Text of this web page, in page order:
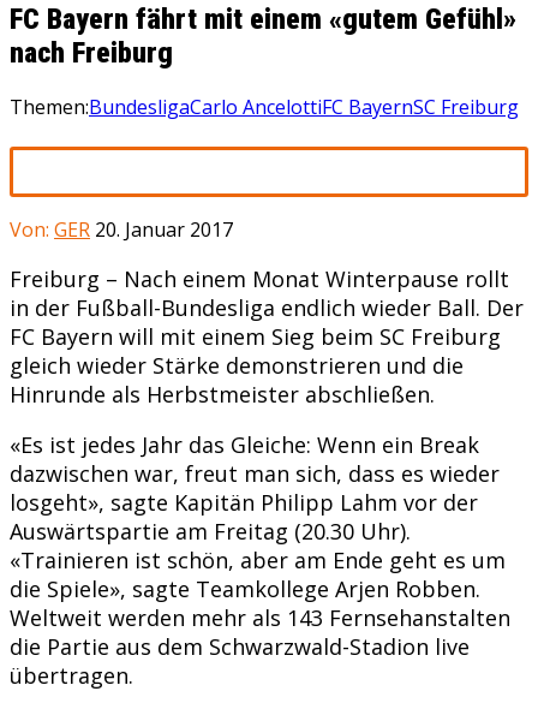
FC Bayern fährt mit einem «gutem Gefühl»
nach Freiburg
Themen:BundesligaCarlo AncelottiFC BayernSC Freiburg
Von: GER 20. Januar 2017
Freiburg – Nach einem Monat Winterpause rollt
in der Fußball-Bundesliga endlich wieder Ball. Der
FC Bayern will mit einem Sieg beim SC Freiburg
gleich wieder Stärke demonstrieren und die
Hinrunde als Herbstmeister abschließen.
«Es ist jedes Jahr das Gleiche: Wenn ein Break
dazwischen war, freut man sich, dass es wieder
losgeht», sagte Kapitän Philipp Lahm vor der
Auswärtspartie am Freitag (20.30 Uhr).
«Trainieren ist schön, aber am Ende geht es um
die Spiele», sagte Teamkollege Arjen Robben.
Weltweit werden mehr als 143 Fernsehanstalten
die Partie aus dem Schwarzwald-Stadion live
übertragen.